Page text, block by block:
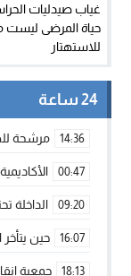
24 ساعة
14:36 مرشحة
00:47
09:20 الداخلة
16:07 حين
18:13 جمعية إنقاذ الأرواح